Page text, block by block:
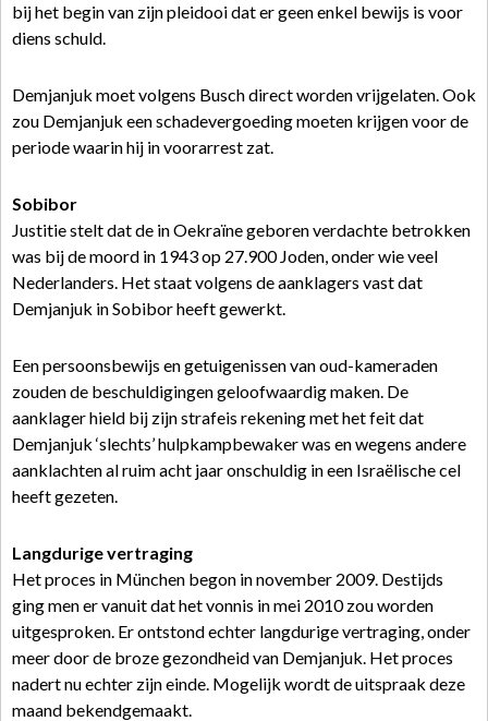
bij het begin van zijn pleidooi dat er geen enkel bewijs is voor
diens schuld.
Demjanjuk moet volgens Busch direct worden vrijgelaten. Ook
zou Demjanjuk een schadevergoeding moeten krijgen voor de
periode waarin hij in voorarrest zat.
Sobibor
Justitie stelt dat de in Oekraïne geboren verdachte betrokken
was bij de moord in 1943 op 27.900 Joden, onder wie veel
Nederlanders. Het staat volgens de aanklagers vast dat
Demjanjuk in Sobibor heeft gewerkt.
Een persoonsbewijs en getuigenissen van oud-kameraden
zouden de beschuldigingen geloofwaardig maken. De
aanklager hield bij zijn strafeis rekening met het feit dat
Demjanjuk ‘slechts’ hulpkampbewaker was en wegens andere
aanklachten al ruim acht jaar onschuldig in een Israëlische cel
heeft gezeten.
Langdurige vertraging
Het proces in München begon in november 2009. Destijds
ging men er vanuit dat het vonnis in mei 2010 zou worden
uitgesproken. Er ontstond echter langdurige vertraging, onder
meer door de broze gezondheid van Demjanjuk. Het proces
nadert nu echter zijn einde. Mogelijk wordt de uitspraak deze
maand bekendgemaakt.